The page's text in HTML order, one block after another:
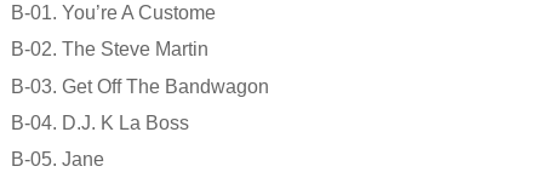
B-01. You’re A Custome
B-02. The Steve Martin
B-03. Get Off The Bandwagon
B-04. D.J. K La Boss
B-05. Jane